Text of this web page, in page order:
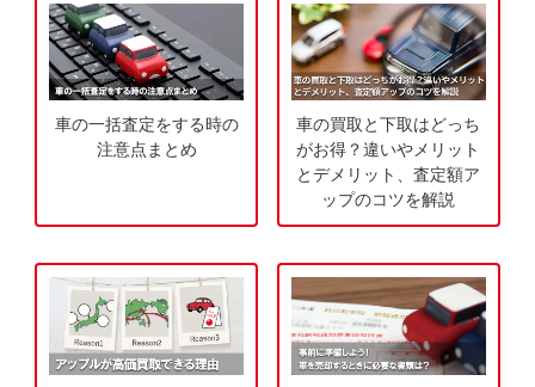
込
み
車の一括査定をする時の
注意点まとめ
車の買取と下取はどっち
がお得？違いやメリット
とデメリット、査定額ア
ップのコツを解説